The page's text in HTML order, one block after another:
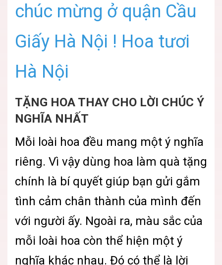
chúc mừng ở quận Cầu
Giấy Hà Nội ! Hoa tươi
Hà Nội
TẶNG HOA THAY CHO LỜI CHÚC Ý
NGHĨA NHẤT
Mỗi loài hoa đều mang một ý nghĩa
riêng. Vì vậy dùng hoa làm quà tặng
chính là bí quyết giúp bạn gửi gắm
tình cảm chân thành của mình đến
với người ấy. Ngoài ra, màu sắc của
mỗi loài hoa còn thể hiện một ý
nghĩa khác nhau. Đó có thể là lời